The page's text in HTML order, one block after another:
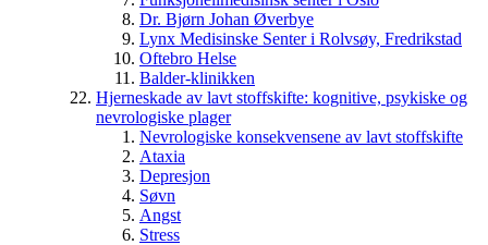
Dr. Bjørn Johan Øverbye
Lynx Medisinske Senter i Rolvsøy, Fredrikstad
Oftebro Helse
Balder-klinikken
Hjerneskade av lavt stoffskifte: kognitive, psykiske og
nevrologiske plager
Nevrologiske konsekvensene av lavt stoffskifte
Ataxia
Depresjon
Søvn
Angst
Stress